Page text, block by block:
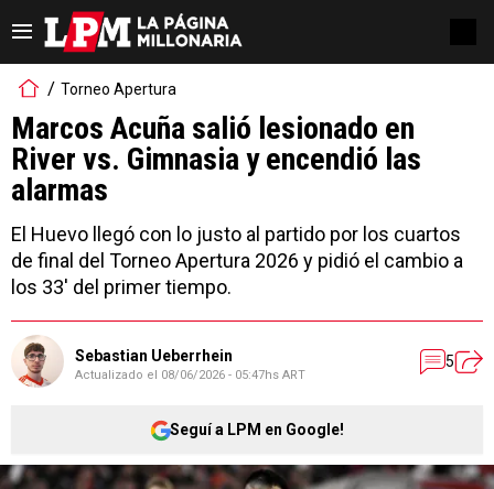
Torneo Apertura
Marcos Acuña salió lesionado en
River vs. Gimnasia y encendió las
alarmas
El Huevo llegó con lo justo al partido por los cuartos
de final del Torneo Apertura 2026 y pidió el cambio a
los 33' del primer tiempo.
Sebastian Ueberrhein
Actualizado el 08/06/2026 - 05:47hs ART
5
Seguí a LPM en Google!